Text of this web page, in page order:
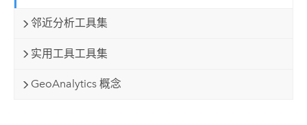
邻近分析工具集
实用工具工具集
GeoAnalytics 概念